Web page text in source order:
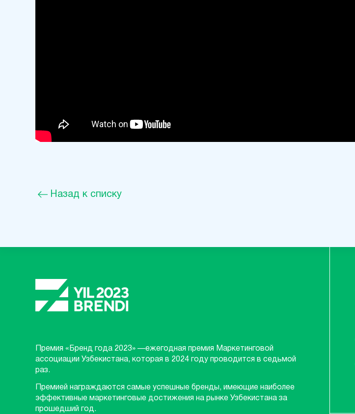
Назад к списку
Премия «Бренд года 2023» —ежегодная премия Маркетинговой
ассоциации Узбекистана, которая в 2024 году проводится в седьмой
раз.
Премией награждаются самые успешные бренды, имеющие наиболее
эффективные маркетинговые достижения на рынке Узбекистана за
прошедший год.